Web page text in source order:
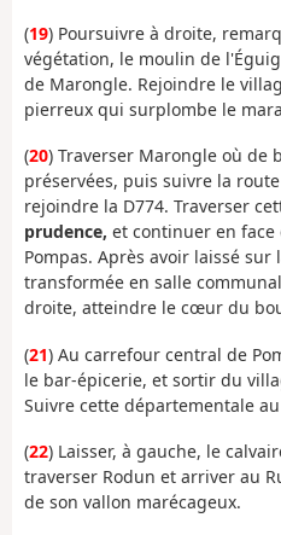
(19) Poursuivre à droite,
végétation, le moulin de
de Marongle. Rejoindre le
pierreux qui surplombe le
(20) Traverser Marongle où de
préservées, puis suivre la
rejoindre la D774. Traverser
prudence, et continuer en
Pompas. Après avoir laissé
transformée en salle
droite, atteindre le cœur du
(21) Au carrefour central de
le bar-épicerie, et sortir du
Suivre cette départementale
(22) Laisser, à gauche, le
traverser Rodun et arriver au
de son vallon marécageux.